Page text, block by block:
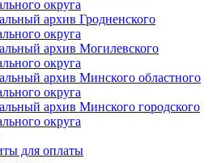
округа
архив Гродненского
округа
архив Могилевского
округа
архив Минского областного
округа
архив Минского городского
округа
для оплаты